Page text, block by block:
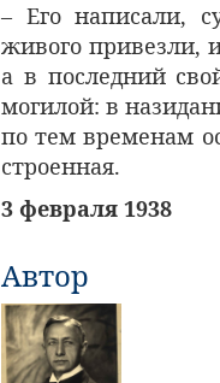
– Его написали,
живого привезли,
а в последний
могилой: в
по тем временам
строенная.
3 февраля 1938
Автор